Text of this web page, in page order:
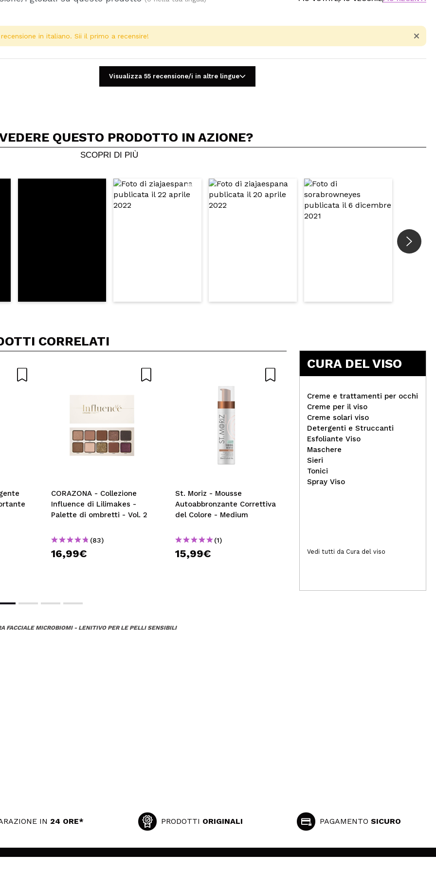
Condividi un video o una foto
Il tuo video potrebbe essere il primo. Immaginalo...
acquisto? Si No 5/5
in italiano. Sii il primo a recensire!
Visualizza 55 recensione/i in altre lingue
QUESTO PRODOTTO IN AZIONE?
SCOPRI DI PIÙ
CORRELATI
CORAZONA - Collezione
Influence di Lilimakes -
Palette di ombretti - Vol. 2
(83)
16,99€
St. Moriz - Mousse
Autoabbronzante Correttiva
del Colore - Medium
(1)
15,99€
Lethal Cosmetics - Palette
magnetica vuota 9 -
Oleander
9,00€
CURA DEL VISO
Creme e trattamenti per occhi
Creme per il viso
Creme solari viso
Detergenti e Struccanti
Esfoliante Viso
Maschere
Sieri
Tonici
Spray Viso
Vedi tutti da Cura del viso
FACCIALE MICROBIOMI - LENITIVO PER LE PELLI SENSIBILI
IN 24 ORE* PRODOTTI ORIGINALI PAGAMENTO SICURO